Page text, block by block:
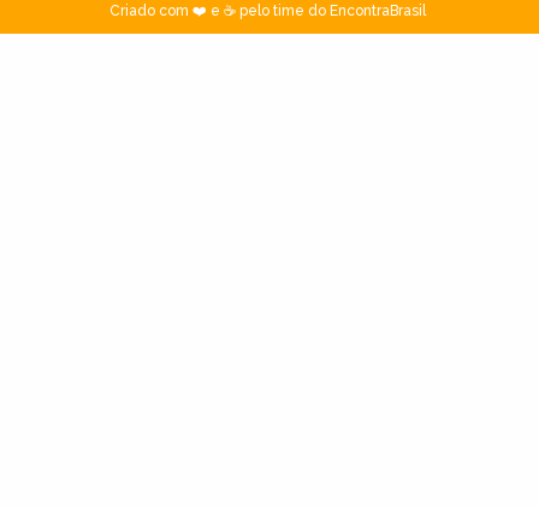
Criado com ❤️ e ☕ pelo time do EncontraBrasil